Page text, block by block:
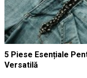
5 Piese Esențiale
Versatilă